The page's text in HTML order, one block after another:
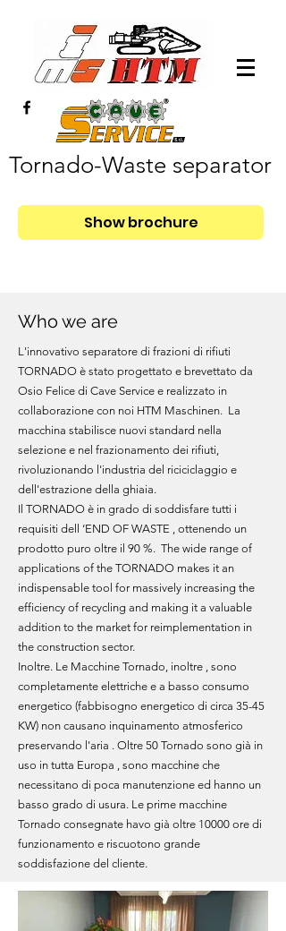
Tornado-Waste separator
Show brochure
Who we are
L'innovativo separatore di frazioni di rifiuti
TORNADO è stato progettato e brevettato da
Osio Felice di Cave Service e realizzato in
collaborazione con noi HTM Maschinen. La
macchina stabilisce nuovi standard nella
selezione e nel frazionamento dei rifiuti,
rivoluzionando l'industria del riciciclaggio e
dell'estrazione della ghiaia.
Il TORNADO è in grado di soddisfare tutti i
requisiti dell ‘END OF WASTE , ottenendo un
prodotto puro oltre il 90 %. The wide range of
applications of the TORNADO makes it an
indispensable tool for massively increasing the
efficiency of recycling and making it a valuable
addition to the market for reimplementation in
the construction sector.
Inoltre. Le Macchine Tornado, inoltre , sono
completamente elettriche e a basso consumo
energetico (fabbisogno energetico di circa 35-45
KW) non causano inquinamento atmosferico
preservando l'aria . Oltre 50 Tornado sono già in
uso in tutta Europa , sono macchine che
necessitano di poca manutenzione ed hanno un
basso grado di usura. Le prime macchine
Tornado consegnate havo già oltre 10000 ore di
funzionamento e riscuotono grande
soddisfazione del cliente.